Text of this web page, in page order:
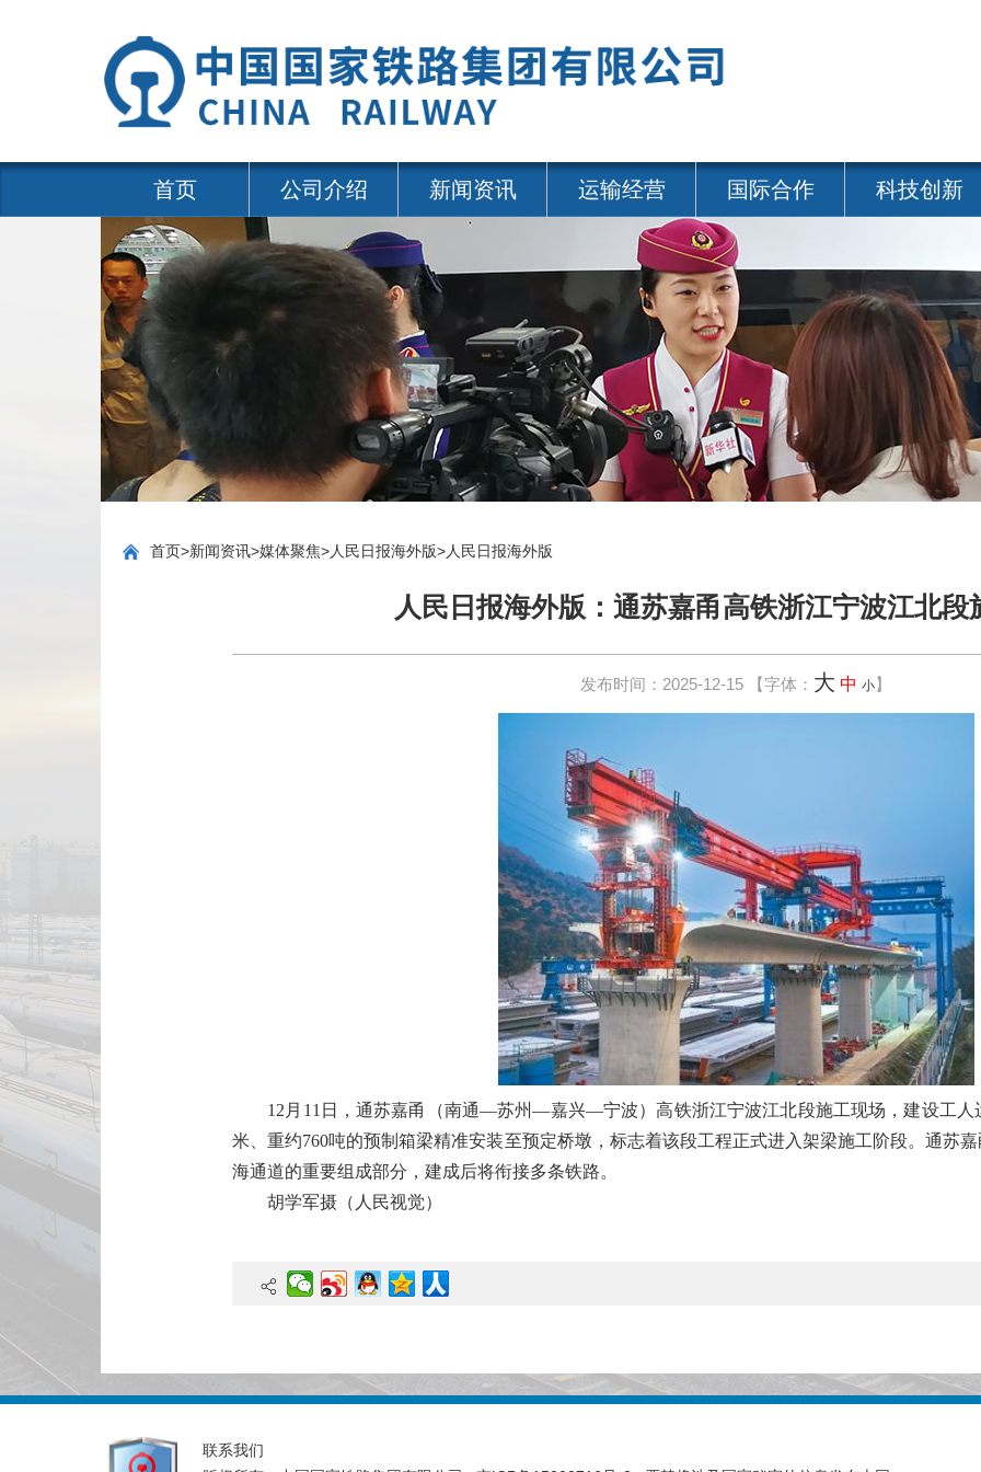
首页 公司介绍 新闻资讯 运输经营 国际合作 科技创新
首页>新闻资讯>媒体聚焦>人民日报海外版>人民日报海外版
人民日报海外版：通苏嘉甬高铁浙江宁波江北段
发布时间：2025-12-15 【字体： 大 中 小】
12月11日，通苏嘉甬（南通—苏州—嘉兴—宁波）高铁浙江宁波江北段施工现场，建设工人
米、重约760吨的预制箱梁精准安装至预定桥墩，标志着该段工程正式进入架梁施工阶段。通苏
海通道的重要组成部分，建成后将衔接多条铁路。
胡学军摄（人民视觉）
联系我们